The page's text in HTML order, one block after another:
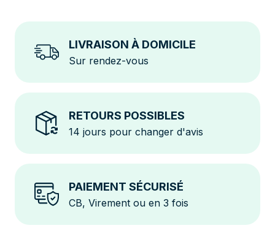
LIVRAISON À DOMICILE
Sur rendez-vous
RETOURS POSSIBLES
14 jours pour changer d'avis
PAIEMENT SÉCURISÉ
CB, Virement ou en 3 fois